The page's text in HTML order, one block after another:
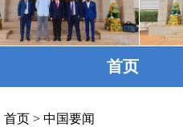
首页
首页 > 中国要闻